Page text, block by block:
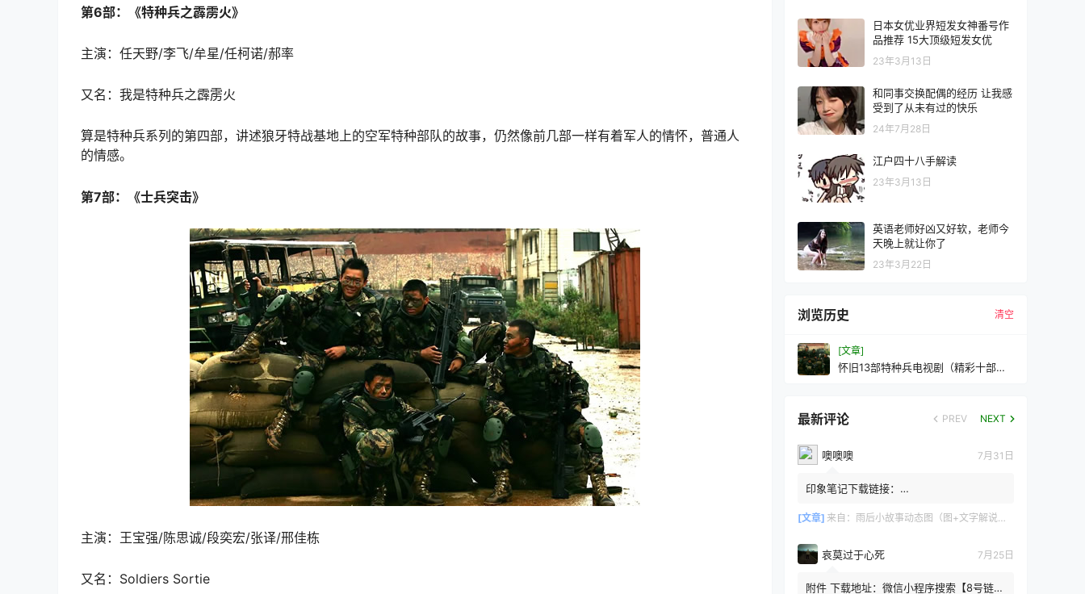
第6部：《特种兵之霹雳火》
主演：任天野/李飞/牟星/任柯诺/郝率
又名：我是特种兵之霹雳火
算是特种兵系列的第四部，讲述狼牙特战基地上的空军特种部队的故事，仍然像前几部一样有着军人的情怀，普通人
的情感。
第7部：《士兵突击》
主演：王宝强/陈思诚/段奕宏/张译/邢佳栋
又名：Soldiers Sortie
日本女优业界短发女神番号作
品推荐 15大顶级短发女优
23年3月13日
和同事交换配偶的经历 让我感
受到了从未有过的快乐
24年7月28日
江户四十八手解读
23年3月13日
英语老师好凶又好软，老师今
天晚上就让你了
23年3月22日
浏览历史 清空
[文章]
怀旧13部特种兵电视剧（精彩十部必
最新评论 PREV NEXT
噢噢噢 7月31日
印象笔记下载链接：
[文章] 来自： 雨后小故事动态图（图+文字解说版）
哀莫过于心死 7月25日
附件 下载地址：微信小程序搜索【8号链